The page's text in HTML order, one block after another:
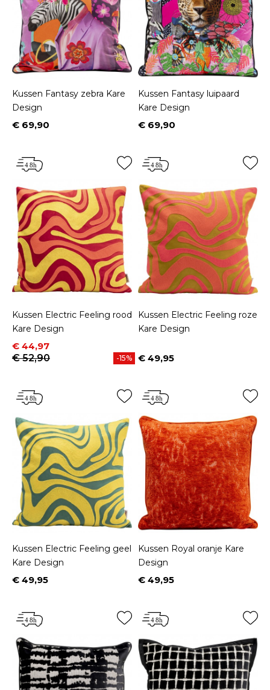
Kussen Fantasy zebra Kare
Design
Prijs
€ 69,90
Kussen Fantasy luipaard
Kare Design
Prijs
€ 69,90
Kussen Electric Feeling rood
Kare Design
Prijs
€ 44,97
Normale prijs
€ 52,90
-15%
Kussen Electric Feeling roze
Kare Design
Prijs
€ 49,95
Kussen Electric Feeling geel
Kare Design
Prijs
€ 49,95
Kussen Royal oranje Kare
Design
Prijs
€ 49,95